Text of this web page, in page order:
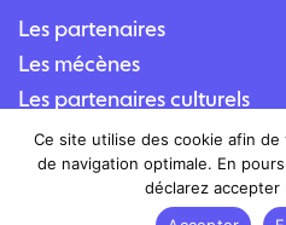
Les partenaires
Les mécènes
Les partenaires culturels
Contact
Nous contacter
Ce site utilise des cookie afin
de navigation optimale. En
déclarez accepter